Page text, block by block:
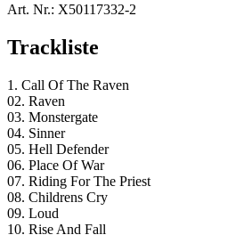
Art. Nr.: X50117332-2
Trackliste
1. Call Of The Raven
02. Raven
03. Monstergate
04. Sinner
05. Hell Defender
06. Place Of War
07. Riding For The Priest
08. Childrens Cry
09. Loud
10. Rise And Fall